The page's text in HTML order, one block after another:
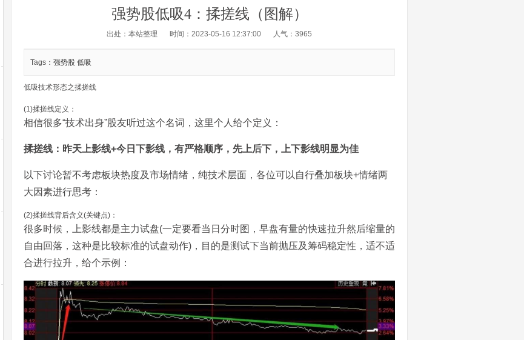
强势股低吸4：揉搓线（图解）
出处：本站整理 时间：2023-05-16 12:37:00 人气： 3965
Tags： 强势股 低吸
低吸技术形态之揉搓线
(1)揉搓线定义：
相信很多“技术出身”股友听过这个名词，这里个人给个定义：
揉搓线：昨天上影线+今日下影线，有严格顺序，先上后下，上下影线明显为佳
以下讨论暂不考虑板块热度及市场情绪，纯技术层面，各位可以自行叠加板块+情绪两
大因素进行思考：
(2)揉搓线背后含义(关键点)：
很多时候，上影线都是主力试盘(一定要看当日分时图，早盘有量的快速拉升然后缩量的
自由回落，这种是比较标准的试盘动作)，目的是测试下当前抛压及筹码稳定性，适不适
合进行拉升，给个示例：